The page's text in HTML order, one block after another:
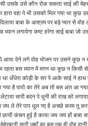
उसके उसे कौन रोक सकता साई की
हारा वहा पे भी उसको मिल गया था कुछ
बाबा के आश्रम पर बड़े प्यार से वोह
लगायेगा कष्ट हरेगा साई बाबा जो
आया देने लगे वोह भोजन पर उसने कुछ न
रहता बस ध्यान में मगन था कुछ न किसी
था अँधेरा कोड़ी के सर पे आके साई ने हाथ
गया है पापो का तेरे अब तो बस अंत आ
सारी बदन पे धुनी की राख को
जप ले तेरे पाप धुल गए है अचछे करम तू
कंचन हुई है काया जय जय हों बाबा
सारी जहाँ का बस एक ही वोह दानी,